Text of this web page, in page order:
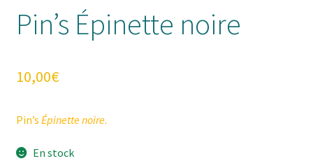
Pin’s Épinette noire
10,00€
Pin’s Épinette noire.
En stock